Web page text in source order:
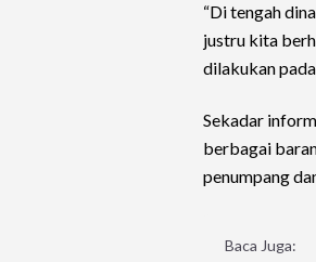
“Di tengah
justru kita
dilakukan
Sekadar
berbagai
penumpang
Baca Juga: